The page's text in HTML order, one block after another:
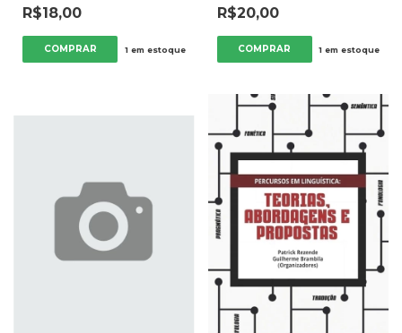
Autor: Micheline Mattedi
Tomazi Tardin (2008) [usado]
R$18,00
1em estoque
da Silva (org.) (2005) [usado]
R$20,00
1 em estoque